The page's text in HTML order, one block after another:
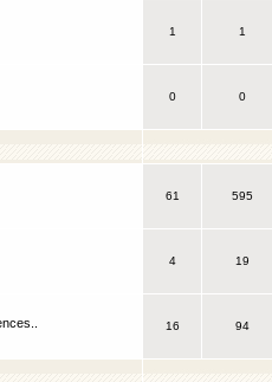
1 1
0 0
61 595
4 19
16 94